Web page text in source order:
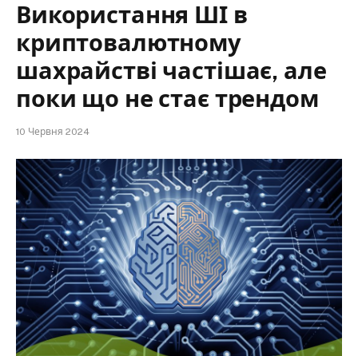
Використання ШІ в
криптовалютному
шахрайстві частішає, але
поки що не стає трендом
10 Червня 2024